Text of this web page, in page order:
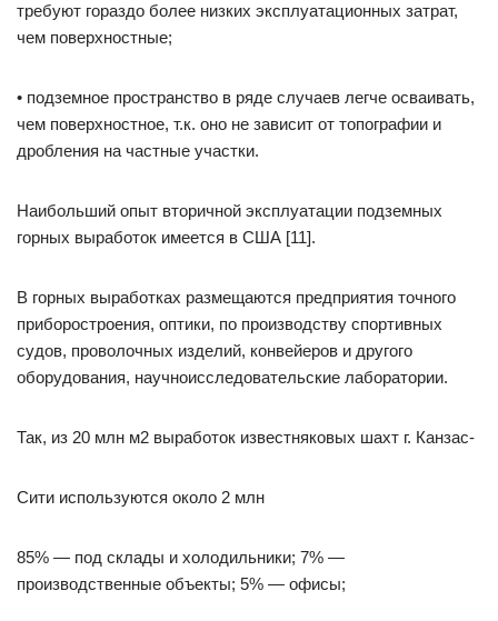
требуют гораздо более низких эксплуатационных затрат,
чем поверхностные;
• подземное пространство в ряде случаев легче осваивать,
чем поверхностное, т.к. оно не зависит от топографии и
дробления на частные участки.
Наибольший опыт вторичной эксплуатации подземных
горных выработок имеется в США [11].
В горных выработках размещаются предприятия точного
приборостроения, оптики, по производству спортивных
судов, проволочных изделий, конвейеров и другого
оборудования, научноисследовательские лаборатории.
Так, из 20 млн м2 выработок известняковых шахт г. Канзас-
Сити используются около 2 млн
85% — под склады и холодильники; 7% —
производственные объекты; 5% — офисы;